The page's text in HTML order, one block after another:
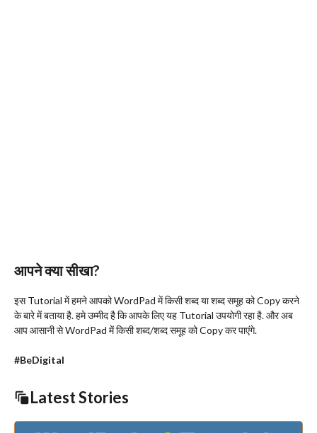
आपने क्या सीखा?
इस Tutorial में हमने आपको WordPad में किसी शब्द या शब्द समूह को Copy करने
के बारे में बताया है. हमे उम्मीद है कि आपके लिए यह Tutorial उपयोगी रहा है. और अब
आप आसानी से WordPad में किसी शब्द/शब्द समूह को Copy कर पाएंगे.
#BeDigital
Latest Stories